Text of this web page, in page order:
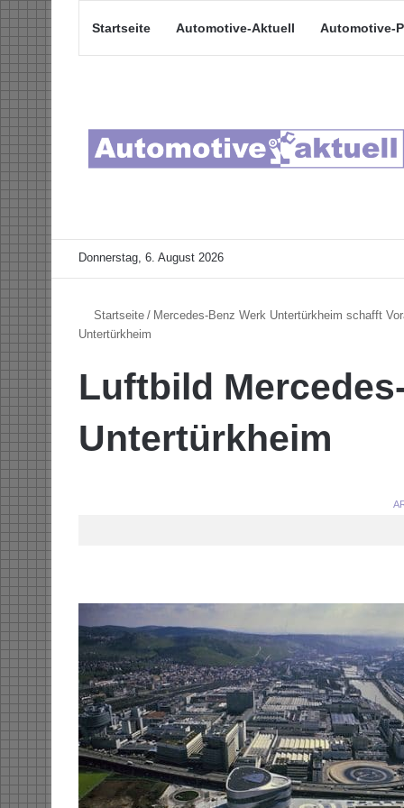
Startseite Automotive-Aktuell Automotive-
Donnerstag, 6. August 2026
Startseite / Mercedes-Benz Werk Untertürkheim schafft
Untertürkheim
Luftbild
Untertürkheim